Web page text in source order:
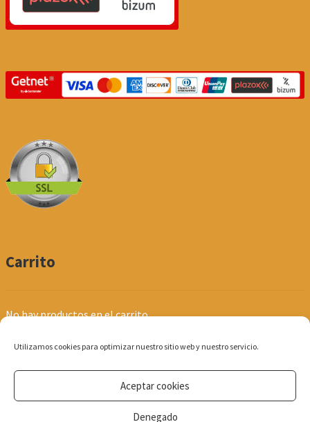
Utilizamos cookies para optimizar nuestro sitio web y nuestro servicio.
Aceptar cookies
Denegado
Carrito
No hay productos en el carrito.
© Produpel | Productos de Peluquería y Estética 2026